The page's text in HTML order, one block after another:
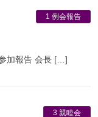
1 例会報告
加報告 会長 […]
3 親睦会